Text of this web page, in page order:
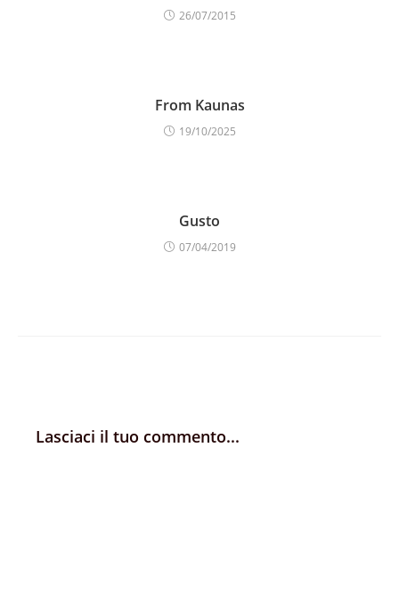
26/07/2015
From Kaunas
19/10/2025
Gusto
07/04/2019
Lasciaci il tuo commento...